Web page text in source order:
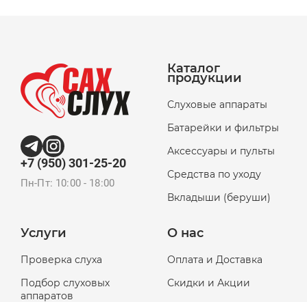
+7 (950) 301-25-20
Пн-Пт: 10:00 - 18:00
Каталог
продукции
Слуховые аппараты
Батарейки и фильтры
Аксессуары и пульты
Средства по уходу
Вкладыши (беруши)
Услуги
Проверка слуха
Подбор слуховых
аппаратов
О нас
Оплата и Доставка
Скидки и Акции